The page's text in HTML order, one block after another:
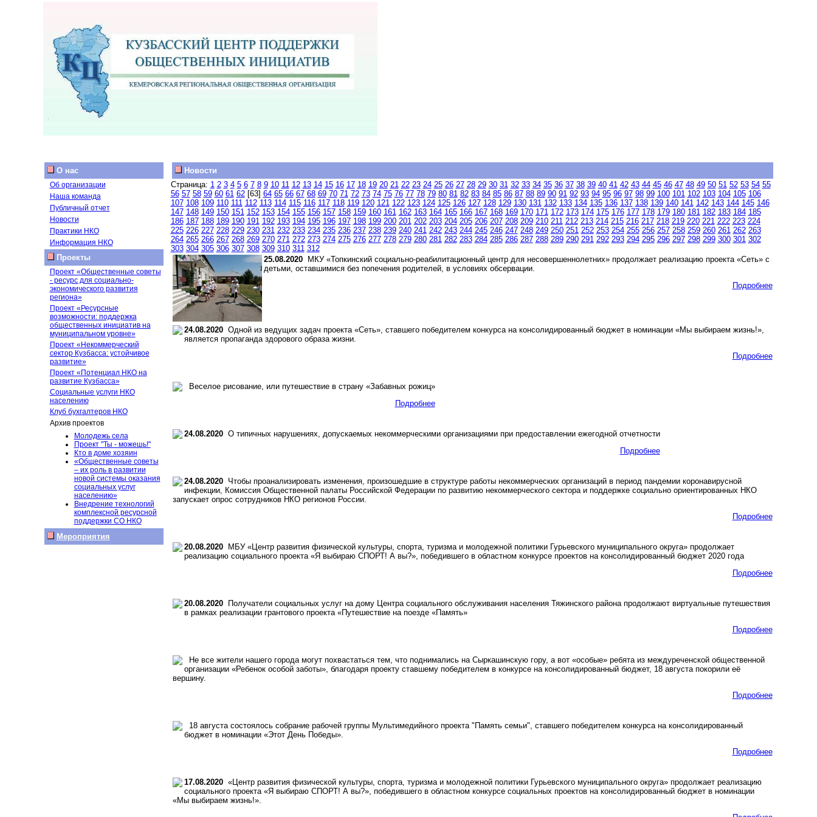
О нас
Об организации
Наша команда
Публичный отчет
Новости
Практики НКО
Информация НКО
Проекты
Проект «Общественные советы
- ресурс для социально-
экономического развития
региона»
Проект «Ресурсные
возможности: поддержка
общественных инициатив на
муниципальном уровне»
Проект «Некоммерческий
сектор Кузбасса: устойчивое
развитие»
Проект «Потенциал НКО на
развитие Кузбасса»
Социальные услуги НКО
населению
Клуб бухгалтеров НКО
Архив проектов
Молодежь села
Проект "Ты - можешь!"
Кто в доме хозяин
«Общественные советы
– их роль в развитии
новой системы оказания
социальных услуг
населению»
Внедрение технологий
комплексной ресурсной
поддержки СО НКО
Мероприятия
Новости
Страница: 1 2 3 4 5 6 7 8 9 10 11 12 13 14 15 16 17 18 19 20 21 22 23 24 25 26 27 28 29 30 31 32 33 34 35 36 37 38 39 40 41 42 43 44 45 46 47 48 49 50 51 52 53 54 55
56 57 58 59 60 61 62[63] 64 65 66 67 68 69 70 71 72 73 74 75 76 77 78 79 80 81 82 83 84 85 86 87 88 89 90 91 92 93 94 95 96 97 98 99 100 101 102 103 104 105 106
107 108 109 110 111 112 113 114 115 116 117 118 119 120 121 122 123 124 125 126 127 128 129 130 131 132 133 134 135 136 137 138 139 140 141 142 143 144 145 146
147 148 149 150 151 152 153 154 155 156 157 158 159 160 161 162 163 164 165 166 167 168 169 170 171 172 173 174 175 176 177 178 179 180 181 182 183 184 185
186 187 188 189 190 191 192 193 194 195 196 197 198 199 200 201 202 203 204 205 206 207 208 209 210 211 212 213 214 215 216 217 218 219 220 221 222 223 224
225 226 227 228 229 230 231 232 233 234 235 236 237 238 239 240 241 242 243 244 245 246 247 248 249 250 251 252 253 254 255 256 257 258 259 260 261 262 263
264 265 266 267 268 269 270 271 272 273 274 275 276 277 278 279 280 281 282 283 284 285 286 287 288 289 290 291 292 293 294 295 296 297 298 299 300 301 302
303 304 305 306 307 308 309 310 311 312
25.08.2020МКУ «Топкинский социально-реабилитационный центр для несовершеннолетних» продолжает реализацию проекта «Сеть» с
детьми, оставшимися без попечения родителей, в условиях обсервации.
Подробнее
24.08.2020Одной из ведущих задач проекта «Сеть», ставшего победителем конкурса на консолидированный бюджет в номинации «Мы выбираем жизнь!»,
является пропаганда здорового образа жизни.
Подробнее
Веселое рисование, или путешествие в страну «Забавных рожиц»
Подробнее
24.08.2020О типичных нарушениях, допускаемых некоммерческими организациями при предоставлении ежегодной отчетности
Подробнее
24.08.2020Чтобы проанализировать изменения, произошедшие в структуре работы некоммерческих организаций в период пандемии коронавирусной
инфекции, Комиссия Общественной палаты Российской Федерации по развитию некоммерческого сектора и поддержке социально ориентированных НКО
запускает опрос сотрудников НКО регионов России.
Подробнее
20.08.2020МБУ «Центр развития физической культуры, спорта, туризма и молодежной политики Гурьевского муниципального округа» продолжает
реализацию социального проекта «Я выбираю СПОРТ! А вы?», победившего в областном конкурсе проектов на консолидированный бюджет 2020 года
Подробнее
20.08.2020Получатели социальных услуг на дому Центра социального обслуживания населения Тяжинского района продолжают виртуальные путешествия
в рамках реализации грантового проекта «Путешествие на поезде «Память»
Подробнее
Не все жители нашего города могут похвастаться тем, что поднимались на Сыркашинскую гору, а вот «особые» ребята из междуреченской общественной
организации «Ребенок особой заботы», благодаря проекту ставшему победителем в конкурсе на консолидированный бюджет, 18 августа покорили её
вершину.
Подробнее
18 августа состоялось собрание рабочей группы Мультимедийного проекта "Память семьи", ставшего победителем конкурса на консолидированный
бюджет в номинации «Этот День Победы».
Подробнее
17.08.2020«Центр развития физической культуры, спорта, туризма и молодежной политики Гурьевского муниципального округа» продолжает реализацию
социального проекта «Я выбираю СПОРТ! А вы?», победившего в областном конкурсе социальных проектов на консолидированный бюджет в номинации
«Мы выбираем жизнь!».